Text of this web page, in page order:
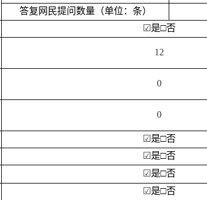
答复网民提问数量（单位：条）
☑是□否
12
0
0
☑是□否
☑是□否
☑是□否
☑是□否